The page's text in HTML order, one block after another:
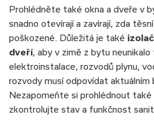
Prohlédněte také okna a dveře v
snadno otevírají a zavírají, zda
poškozené. Důležitá je také
dveří, aby v zimě z bytu
elektroinstalace, rozvodů plynu,
rozvody musí odpovídat aktuálním
Nezapomeňte si prohlédnout také
zkontrolujte stav a funkčnost